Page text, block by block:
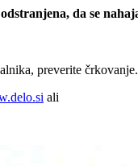
da se
preverite črkovanje.
ali